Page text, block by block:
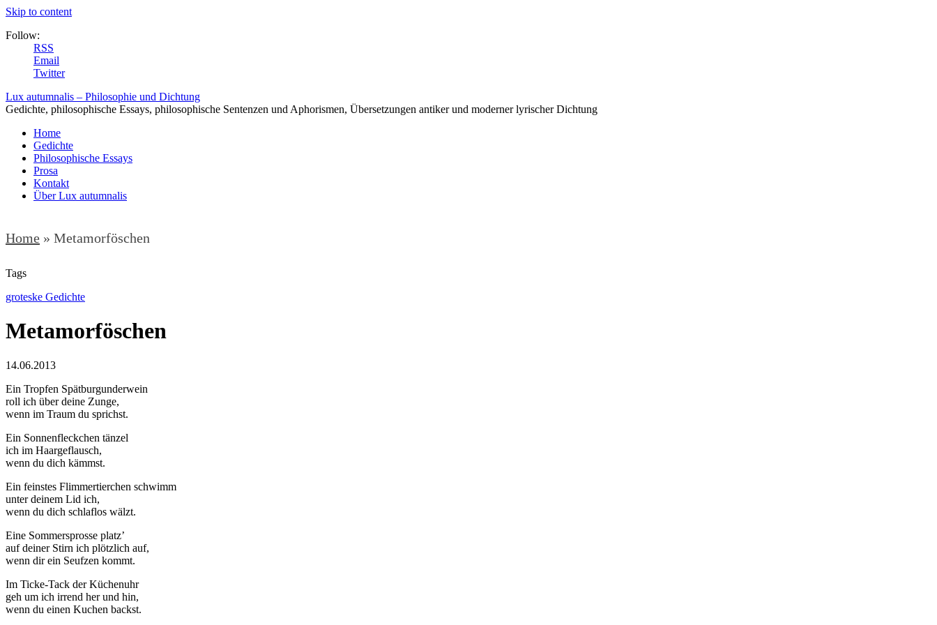
Skip to content
Follow:
RSS
Email
Twitter
Lux autumnalis – Philosophie und Dichtung
Gedichte, philosophische Essays, philosophische Sentenzen und Aphorismen, Übersetzungen antiker und moderner lyrischer Dichtung
Home
Gedichte
Philosophische Essays
Prosa
Kontakt
Über Lux autumnalis
Home » Metamorföschen
Tags
groteske Gedichte
Metamorföschen
14.06.2013
Ein Tropfen Spätburgunderwein
roll ich über deine Zunge,
wenn im Traum du sprichst.
Ein Sonnenfleckchen tänzel
ich im Haargeflausch,
wenn du dich kämmst.
Ein feinstes Flimmertierchen schwimm
unter deinem Lid ich,
wenn du dich schlaflos wälzt.
Eine Sommersprosse platzʼ
auf deiner Stirn ich plötzlich auf,
wenn dir ein Seufzen kommt.
Im Ticke-Tack der Küchenuhr
geh um ich irrend her und hin,
wenn du einen Kuchen backst.